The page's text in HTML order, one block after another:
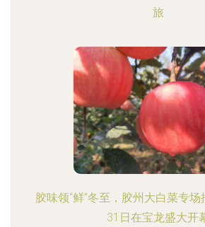
旅
胶味领“鲜”冬至，胶州大白菜专
31日在宝龙盛大开